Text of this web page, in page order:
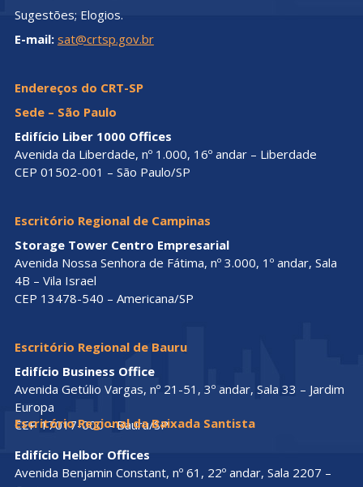
Sugestões; Elogios.
E-mail: sat@crtsp.gov.br
Endereços do CRT-SP
Sede – São Paulo
Edifício Liber 1000 Offices
Avenida da Liberdade, nº 1.000, 16º andar – Liberdade
CEP 01502-001 – São Paulo/SP
Escritório Regional de Campinas
Storage Tower Centro Empresarial
Avenida Nossa Senhora de Fátima, nº 3.000, 1º andar, Sala
4B – Vila Israel
CEP 13478-540 – Americana/SP
Escritório Regional de Bauru
Edifício Business Office
Avenida Getúlio Vargas, nº 21-51, 3º andar, Sala 33 – Jardim
Europa
CEP 17017-000 – Bauru/SP
Escritório Regional da Baixada Santista
Edifício Helbor Offices
Avenida Benjamin Constant, nº 61, 22º andar, Sala 2207 –